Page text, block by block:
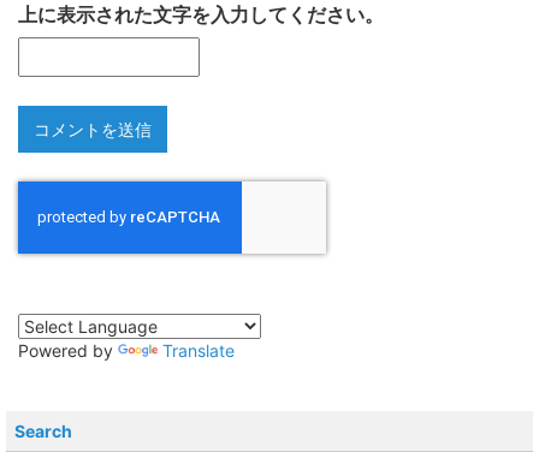
上に表示された文字を入力してください。
Powered by Translate
Search